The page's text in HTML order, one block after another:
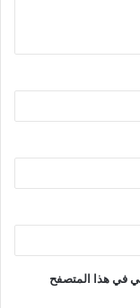
في هذا المتصفح